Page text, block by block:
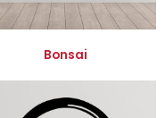
Bonsai